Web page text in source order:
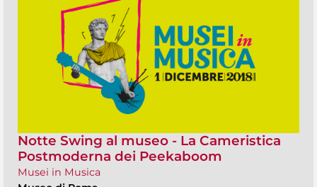
Notte Swing al museo - La Cameristica
Postmoderna dei Peekaboom
Musei in Musica